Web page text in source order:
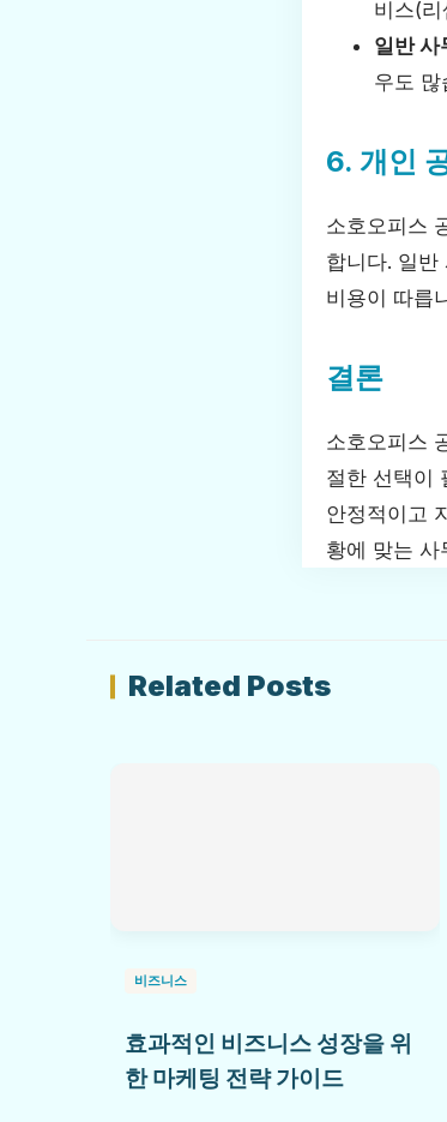
비스(
일반 사
우도 많
6. 개인
소호오피스
합니다. 일
비용이 따릅
결론
소호오피스
절한 선택이
안정적이고
황에 맞는 사
Related Posts
비즈니스
효과적인 비즈니스 성장을 위
한 마케팅 전략 가이드